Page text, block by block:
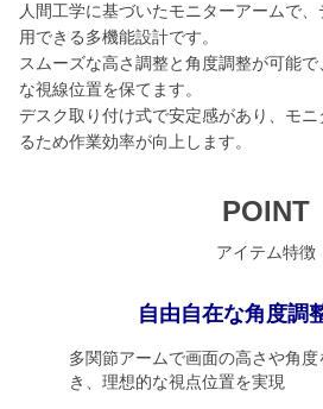
人間工学に基づいたモニターアームで
用できる多機能設計です。
スムーズな高さ調整と角度調整が可能
な視線位置を保てます。
デスク取り付け式で安定感があり、モ
るため作業効率が向上します。
POINT
アイテム特徴
自由自在な角度調
多関節アームで画面の高さや角
き、理想的な視点位置を実現